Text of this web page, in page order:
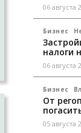
06 августа
Бизнес
налоги
06 августа
Бизнес
От
05 августа